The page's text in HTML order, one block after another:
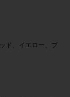
ド、イエロー、ブ